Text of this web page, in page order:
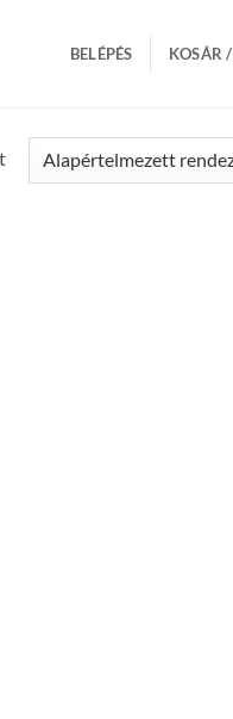
BELÉPÉS KOSÁR /